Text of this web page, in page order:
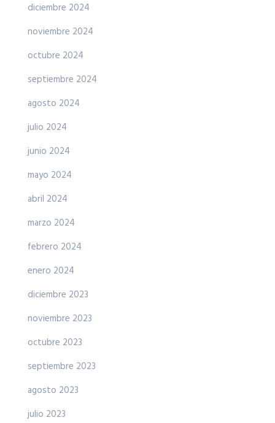
diciembre 2024
noviembre 2024
octubre 2024
septiembre 2024
agosto 2024
julio 2024
junio 2024
mayo 2024
abril 2024
marzo 2024
febrero 2024
enero 2024
diciembre 2023
noviembre 2023
octubre 2023
septiembre 2023
agosto 2023
julio 2023